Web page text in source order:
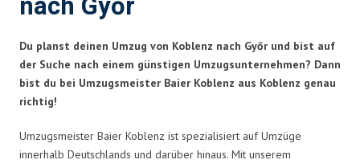
Du planst deinen Umzug von Koblenz nach Győr und bist auf
der Suche nach einem günstigen Umzugsunternehmen? Dann
bist du bei Umzugsmeister Baier Koblenz aus Koblenz genau
richtig!
Umzugsmeister Baier Koblenz ist spezialisiert auf Umzüge
innerhalb Deutschlands und darüber hinaus. Mit unserem